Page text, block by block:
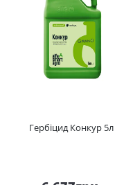
Гербіцид Конкур 5л